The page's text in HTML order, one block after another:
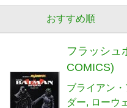
おすすめ順
フラッシュ
COMICS)
ブライアン・
ダー
ローウ